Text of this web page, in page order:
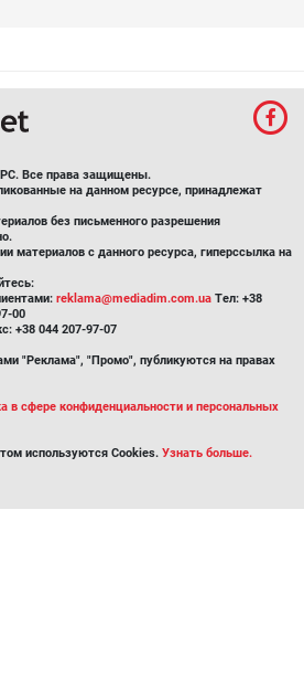
Все права защищены.
на данном ресурсе, принадлежат
без письменного разрешения
материалов с данного ресурса, гиперссылка на
reklama@mediadim.com.ua Тел: +38
00
+38 044 207-97-07
"Реклама", "Промо", публикуются на правах
в сфере конфиденциальности и персональных
используются Cookies. Узнать больше.